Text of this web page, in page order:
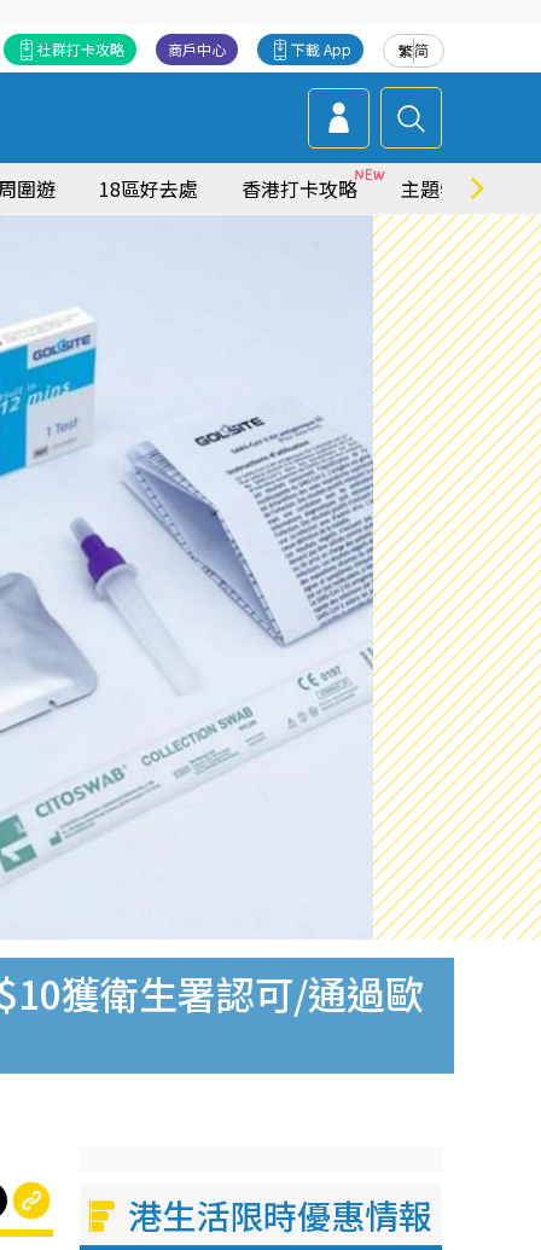
繁简
下載 App
商戶中心
社群打卡攻略
圍遊 18區好去處 香港打卡攻略 主題特集
獲衛生署認可/通過歐
港生活限時優惠情報